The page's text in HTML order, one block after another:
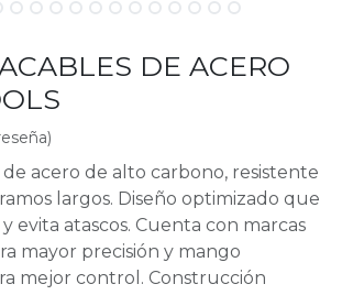
DE ACERO
acero de alto carbono, resistente
largos. Diseño optimizado que
evita atascos. Cuenta con marcas
mayor precisión y mango
mejor control. Construcción